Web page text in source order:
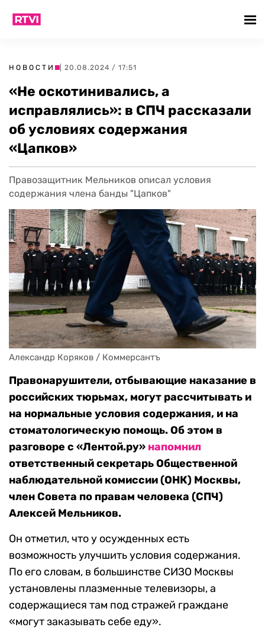
НОВОСТИ | 20.08.2024 / 17:51
«Не оскотинивались, а
исправлялись»: в СПЧ рассказали
об условиях содержания
«Цапков»
Правозащитник Мельников описал условия
содержания члена банды "Цапков"
Александр Коряков / Коммерсантъ
Правонарушители, отбывающие наказание в
российских тюрьмах, могут рассчитывать и
на нормальные условия содержания, и на
стоматологическую помощь. Об этом в
разговоре с «Лентой.ру» напомнил
ответственный секретарь Общественной
наблюдательной комиссии (ОНК) Москвы,
член Совета по правам человека (СПЧ)
Алексей Мельников.
Он отметил, что у осужденных есть
возможность улучшить условия содержания.
По его словам, в большинстве СИЗО Москвы
установлены плазменные телевизоры, а
содержащиеся там под стражей граждане
«могут заказывать себе еду».